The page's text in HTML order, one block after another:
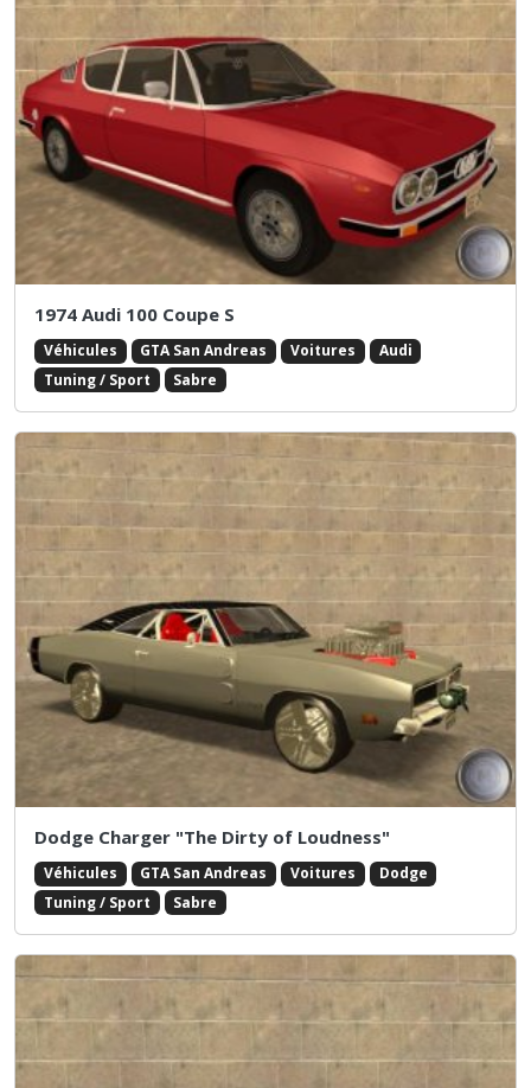
1974 Audi 100 Coupe S
Véhicules GTA San Andreas Voitures
Audi
Tuning / Sport
Sabre
Dodge Charger "The Dirty of Loudness"
Véhicules GTA San Andreas Voitures
Dodge
Tuning / Sport
Sabre